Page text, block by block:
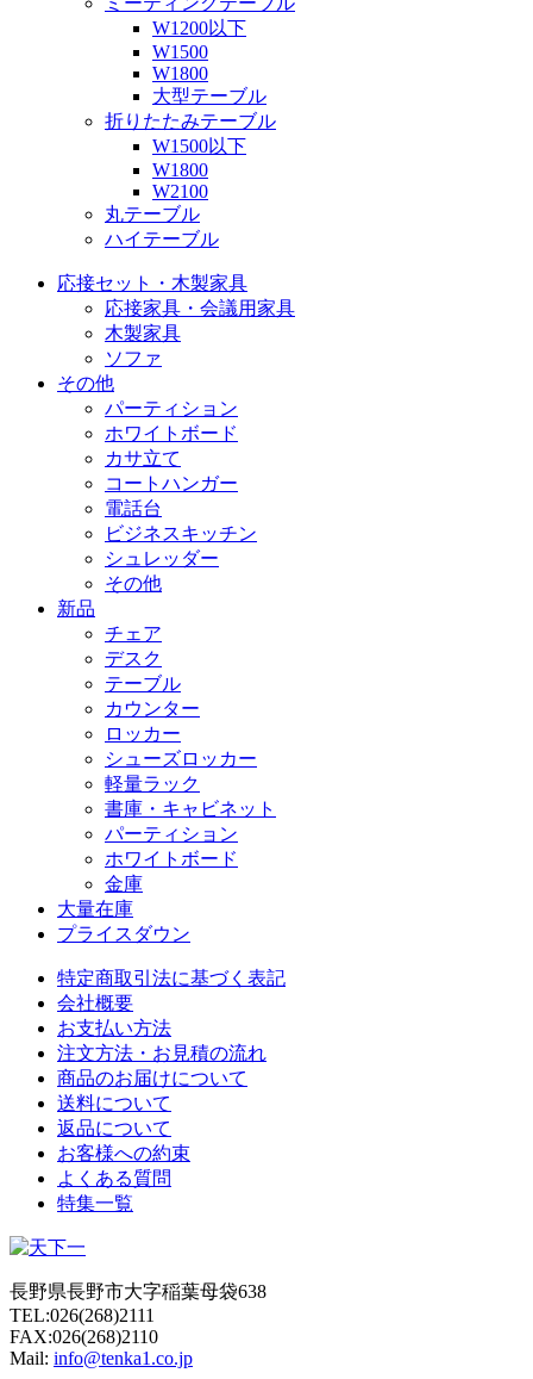
W1200以下
W1500
W1800
大型テーブル
折りたたみテーブル
W1500以下
W1800
W2100
丸テーブル
ハイテーブル
応接セット・木製家具
応接家具・会議用家具
木製家具
ソファ
その他
パーティション
ホワイトボード
カサ立て
コートハンガー
電話台
ビジネスキッチン
シュレッダー
その他
新品
チェア
デスク
テーブル
カウンター
ロッカー
シューズロッカー
軽量ラック
書庫・キャビネット
パーティション
ホワイトボード
金庫
大量在庫
プライスダウン
特定商取引法に基づく表記
会社概要
お支払い方法
注文方法・お見積の流れ
商品のお届けについて
送料について
返品について
お客様への約束
よくある質問
特集一覧
長野県長野市大字稲葉母袋638
TEL:026(268)2111
FAX:026(268)2110
Mail: info@tenka1.co.jp